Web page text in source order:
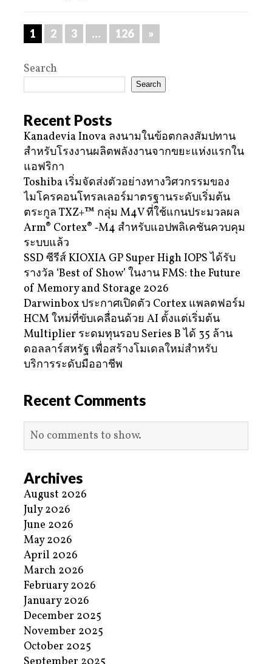
1 2 3 … 126 »
Search
Search
Recent Posts
Kanadevia Inova ลงนามในข้อตกลงสัมปทาน
สำหรับโรงงานผลิตพลังงานจากขยะแห่งแรกใน
แอฟริกา
Toshiba เริ่มจัดส่งตัวอย่างทางวิศวกรรมของ
ไมโครคอนโทรลเลอร์มาตรฐานระดับเริ่มต้น
ตระกูล TXZ+™ กลุ่ม M4V ที่ใช้แกนประมวลผล
Arm® Cortex® ‑M4 สำหรับแอปพลิเคชันควบคุม
ระบบแล้ว
SSD ซีรีส์ KIOXIA GP Super High IOPS ได้รับ
รางวัล ‘Best of Show’ ในงาน FMS: the Future
of Memory and Storage 2026
Darwinbox ประกาศเปิดตัว Cortex แพลตฟอร์ม
HCM ใหม่ที่ขับเคลื่อนด้วย AI ตั้งแต่เริ่มต้น
Multiplier ระดมทุนรอบ Series B ได้ 35 ล้าน
ดอลลาร์สหรัฐ เพื่อสร้างโมเดลใหม่สำหรับ
บริการระดับมืออาชีพ
Recent Comments
No comments to show.
Archives
August 2026
July 2026
June 2026
May 2026
April 2026
March 2026
February 2026
January 2026
December 2025
November 2025
October 2025